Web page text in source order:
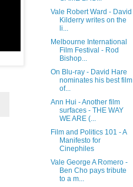
Vale Robert Ward - David
Kilderry writes on the
li...
Melbourne International
Film Festival - Rod
Bishop...
On Blu-ray - David Hare
nominates his best film
of...
Ann Hui - Another film
surfaces - THE WAY
WE ARE (...
Film and Politics 101 - A
Manifesto for
Cinephiles
Vale George A Romero -
Ben Cho pays tribute
to a m...